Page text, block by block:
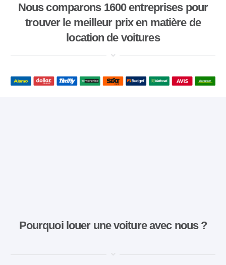
Nous comparons 1600 entreprises pour
trouver le meilleur prix en matière de
location de voitures
Pourquoi louer une voiture avec nous ?